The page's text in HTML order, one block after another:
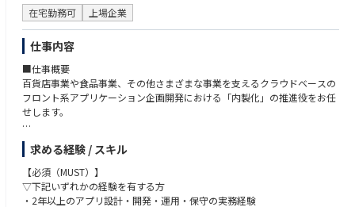
在宅勤務可 上場企業
仕事内容
■仕事概要
百貨店事業や食品事業、その他さまざまな事業を支えるクラウドベースの
フロント系アプリケーション企画開発における「内製化」の推進役をお任
せします。
■仕事詳細
・社内ユーザ部門の業務効率化に資するアプリのアジャイル開発業務をリ
ーダーまたはチームメンバーとして担う
※ローコード、ノーコードツール等を使った簡易なアプリケーション開発
から徐々にレベルアップして頂く事も可能です
求める経験 / スキル
【必須（MUST）】
▽下記いずれかの経験を有する方
・2年以上のアプリ設計・開発・運用・保守の実務経験